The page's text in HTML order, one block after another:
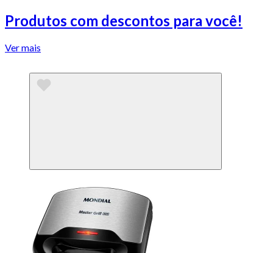
Produtos com descontos para você!
Ver mais